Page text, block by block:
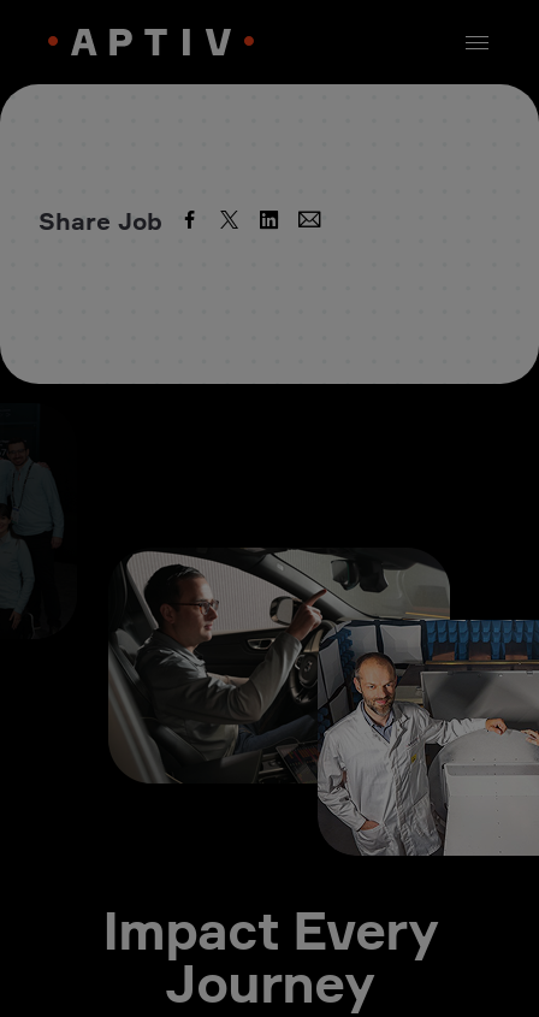
Share Job
Impact Every
Journey